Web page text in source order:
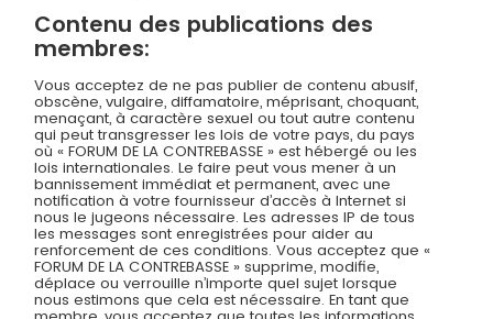
Contenu des publications des
membres:
Vous acceptez de ne pas publier de contenu abusif,
obscène, vulgaire, diffamatoire, méprisant, choquant,
menaçant, à caractère sexuel ou tout autre contenu
qui peut transgresser les lois de votre pays, du pays
où « FORUM DE LA CONTREBASSE » est hébergé ou les
lois internationales. Le faire peut vous mener à un
bannissement immédiat et permanent, avec une
notification à votre fournisseur d’accès à Internet si
nous le jugeons nécessaire. Les adresses IP de tous
les messages sont enregistrées pour aider au
renforcement de ces conditions. Vous acceptez que «
FORUM DE LA CONTREBASSE » supprime, modifie,
déplace ou verrouille n’importe quel sujet lorsque
nous estimons que cela est nécessaire. En tant que